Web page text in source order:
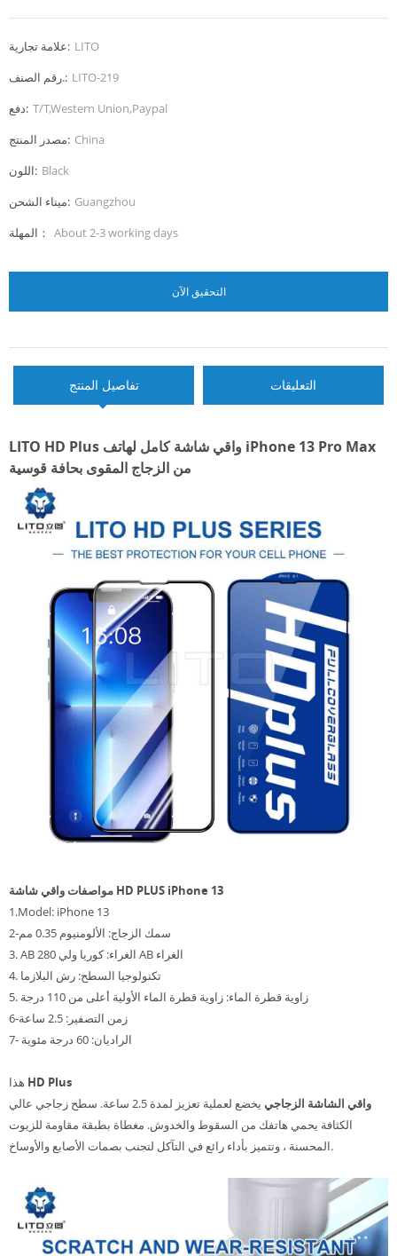
علامة تجارية: LITO
رقم الصنف.: LITO-219
دفع: T/T,Western Union,Paypal
مصدر المنتج: China
اللون: Black
ميناء الشحن: Guangzhou
المهلة： About 2-3 working days
التحقيق الآن
تفاصيل المنتج التعليقات
LITO HD Plus واقي شاشة كامل لهاتف iPhone 13 Pro Max
من الزجاج المقوى بحافة قوسية
مواصفات واقي شاشة HD PLUS iPhone 13
1.Model: iPhone 13
2-سمك الزجاج: الألومنيوم 0.35 مم
3. AB الغراء: كوريا ولي 280 AB الغراء
4. تكنولوجيا السطح: رش البلازما
5. زاوية قطرة الماء: زاوية قطرة الماء الأولية أعلى من 110 درجة
6-زمن التصفير: 2.5 ساعة
7- الراديان: 60 درجة مئوية
HD Plus
واقي الشاشة الزجاجي
يخضع لعملية تعزيز لمدة 2.5 ساعة. سطح زجاجي عالي
الكثافة يحمي هاتفك من السقوط والخدوش. مغطاة بطبقة مقاومة للزيوت
المحسنة ، وتتميز بأداء رائع في التآكل لتجنب بصمات الأصابع والأوساخ.